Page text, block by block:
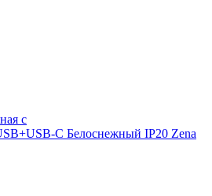
с
C Белоснежный IP20 Zena